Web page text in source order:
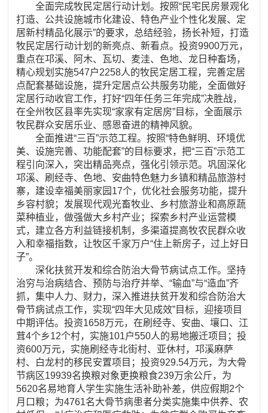
全面完成牧民定居行动计划。按照“民宅民房景观化
打造、公共设施城市化建设、特色产业个性化发展、定
居新村精品化展示”的要求，总结经验，扬长补短，打造
牧民定居行动计划的新亮点、新看点。投资9900万元，
重点在邛溪、阿木、瓦切、麦洼、色地、龙日种畜场，
精心规划实施547户2258人的牧民定居工程，完善定居
点配套基础设施，提升定居点公共服务功能，全面做好
定居行动收官工作，打好“四年任务三年完成”决胜战，
在全州牧区县率先实现“家家有定居房”目标，全面展示
牧民群众安居乐业、感恩奋进的精神风貌。
全面推进“三百”示范工程。按照“特色鲜明、环境优
美、设施完善、功能配套”的目标要求，把“三百”示范工
程引向深入，突出精品亮点，强化引领示范。巩固深化
邛溪、刷经寺、色地、安曲特色魅力乡镇和精品旅游村
寨，建设幸福美丽家园17个，优化社会服务功能，提升
乡容村貌；发展现代观光畜牧业、乡村旅游业和高原蔬
菜种植业，做强做大乡村产业；探索乡村产业运营模
式，建立各方利益链接机制，多渠道提高牧农民群众收
入和幸福指数，让牧区千家万户“住上新房子，过上好日
子”。
深化扶贫开发和综合防治大骨节病试点工作。坚持
治穷与治病结合、预防与治疗并举、“输血”与“造血”齐
抓，集中人力、财力，深入推进扶贫开发和综合防治大
骨节病试点工作，实现“四年大见成效”目标，迎接项目
中期评估。投资1658万元，在刷经寺、安曲、壤口、江
茸4个乡12个村，实施101户550人的易地搬迁项目；投
资600万元，实施刷经寺北街村、亚休村，邛溪麻萨
村、白龙村的移民安置项目；投资929.54万元，为大骨
节病区19939名换粮对象更换粮食239万余公斤，为
5620名易地育人学生实施生活补助补差，供应假期2个
月口粮；为4761名大骨节病患者分类实施集中供养、农